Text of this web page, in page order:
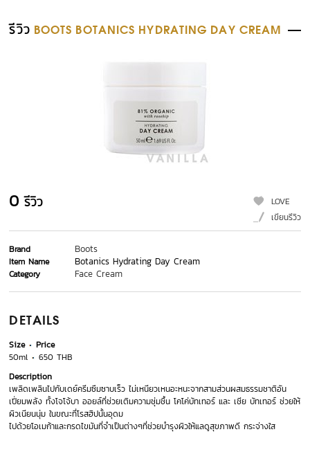
รีวิว BOOTS BOTANICS HYDRATING DAY CREAM
0 รีวิว
LOVE
เขียนรีวิว
Brand Boots
Item Name Botanics Hydrating Day Cream
Category Face Cream
DETAILS
Size
Price
50ml
650 THB
Description
เพลิดเพลินไปกับเดย์ครีมซึมซาบเร็ว ไม่เหนียวเหนอะหนะจากสามส่วนผสมธรรมชาติอัน
เปี่ยมพลัง ทั้งโจโจ้บา ออยล์ที่ช่วยเติมความชุ่มชื้น โคโค่บัทเทอร์ และ เชีย บัทเทอร์ ช่วยให้
ผิวเนียนนุ่ม ในขณะที่โรสฮิปนั้นอุดม
ไปด้วยโอเมก้าและกรดไขมันที่จำเป็นต่างๆที่ช่วยบำรุงผิวให้แลดูสุขภาพดี กระจ่างใส